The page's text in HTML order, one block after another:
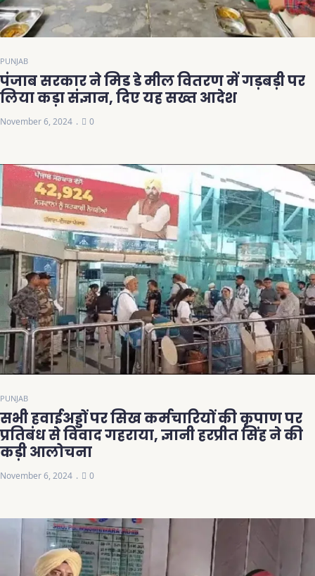
PUNJAB
पंजाब सरकार ने मिड डे मील वितरण में गड़बड़ी पर
लिया कड़ा संज्ञान, दिए यह सख्त आदेश
November 6, 2024 0
PUNJAB
सभी हवाईअड्डों पर सिख कर्मचारियों की कृपाण पर
प्रतिबंध से विवाद गहराया, ज्ञानी हरप्रीत सिंह ने की
कड़ी आलोचना
November 6, 2024 0